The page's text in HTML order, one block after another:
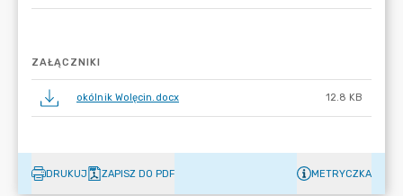
ZAŁĄCZNIKI
okólnik Wolęcin.docx 12.8 KB
DRUKUJ ZAPISZ DO PDF METRYCZKA